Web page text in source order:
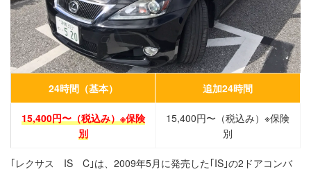
24時間（基本） 追加24時間
15,400円〜（税込み）※保険
別
15,400円〜（税込み）※保険
別
｢レクサス IS C｣は、2009年5月に発売した｢IS｣の2ドアコンバ